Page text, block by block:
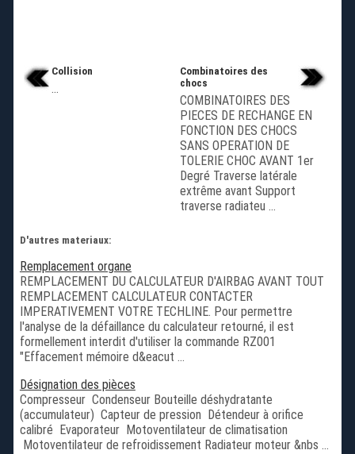
Collision
...
Combinatoires des
chocs
COMBINATOIRES DES
PIECES DE RECHANGE EN
FONCTION DES CHOCS
SANS OPERATION DE
TOLERIE CHOC AVANT 1er
Degré Traverse latérale
extrême avant Support
traverse radiateu ...
D'autres materiaux:
Remplacement organe
REMPLACEMENT DU CALCULATEUR D'AIRBAG AVANT TOUT
REMPLACEMENT CALCULATEUR CONTACTER
IMPERATIVEMENT VOTRE TECHLINE. Pour permettre
l'analyse de la défaillance du calculateur retourné, il est
formellement interdit d'utiliser la commande RZ001
"Effacement mémoire d&eacut ...
Désignation des pièces
Compresseur Condenseur Bouteille déshydratante
(accumulateur) Capteur de pression Détendeur à orifice
calibré Evaporateur Motoventilateur de climatisation
Motoventilateur de refroidissement Radiateur moteur &nbs ...